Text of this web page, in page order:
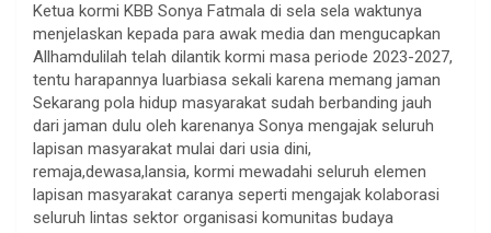
Ketua kormi KBB Sonya Fatmala di sela sela waktunya
menjelaskan kepada para awak media dan mengucapkan
Allhamdulilah telah dilantik kormi masa periode 2023-2027,
tentu harapannya luarbiasa sekali karena memang jaman
Sekarang pola hidup masyarakat sudah berbanding jauh
dari jaman dulu oleh karenanya Sonya mengajak seluruh
lapisan masyarakat mulai dari usia dini,
remaja,dewasa,lansia, kormi mewadahi seluruh elemen
lapisan masyarakat caranya seperti mengajak kolaborasi
seluruh lintas sektor organisasi komunitas budaya